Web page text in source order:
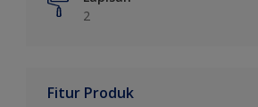
2
Fitur Produk